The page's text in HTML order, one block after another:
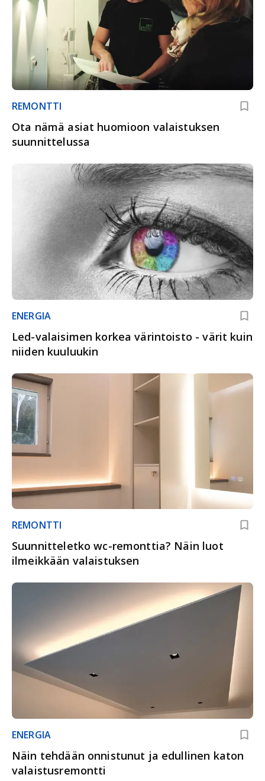
REMONTTI
Ota nämä asiat huomioon valaistuksen
suunnittelussa
ENERGIA
Led-valaisimen korkea värintoisto - värit kuin
niiden kuuluukin
REMONTTI
Suunnitteletko wc-remonttia? Näin luot
ilmeikkään valaistuksen
ENERGIA
Näin tehdään onnistunut ja edullinen katon
valaistusremontti